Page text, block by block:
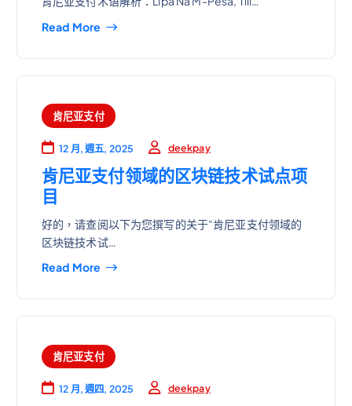
Read More
肯尼亚支付
12 月, 週五, 2025 deekpay
肯尼亚支付领域的区块链技术试点项
目
好的，请查阅以下为您撰写的关于“肯尼亚支付领域的
区块链技术试…
Read More
肯尼亚支付
12 月, 週四, 2025 deekpay